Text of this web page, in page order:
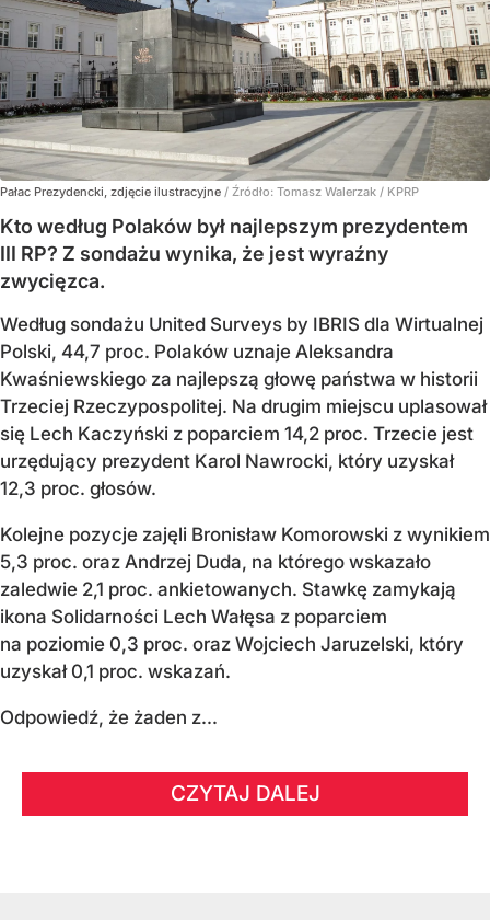
Pałac Prezydencki, zdjęcie ilustracyjne / Źródło: Tomasz Walerzak / KPRP
Kto według Polaków był najlepszym prezydentem
III RP? Z sondażu wynika, że jest wyraźny
zwycięzca.
Według sondażu United Surveys by IBRIS dla Wirtualnej
Polski, 44,7 proc. Polaków uznaje Aleksandra
Kwaśniewskiego za najlepszą głowę państwa w historii
Trzeciej Rzeczypospolitej. Na drugim miejscu uplasował
się Lech Kaczyński z poparciem 14,2 proc. Trzecie jest
urzędujący prezydent Karol Nawrocki, który uzyskał
12,3 proc. głosów.
Kolejne pozycje zajęli Bronisław Komorowski z wynikiem
5,3 proc. oraz Andrzej Duda, na którego wskazało
zaledwie 2,1 proc. ankietowanych. Stawkę zamykają
ikona Solidarności Lech Wałęsa z poparciem
na poziomie 0,3 proc. oraz Wojciech Jaruzelski, który
uzyskał 0,1 proc. wskazań.
Odpowiedź, że żaden z...
CZYTAJ DALEJ